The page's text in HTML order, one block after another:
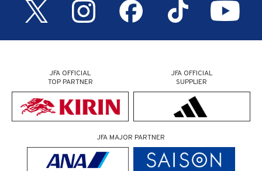
JFA OFFICIAL
TOP PARTNER
JFA OFFICIAL
SUPPLIER
JFA MAJOR PARTNER